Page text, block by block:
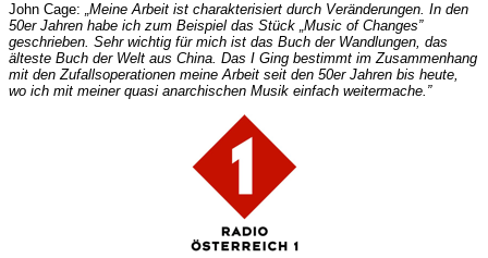
John Cage: „Meine Arbeit ist charakterisiert durch Veränderungen. In den
50er Jahren habe ich zum Beispiel das Stück „Music of Changes”
geschrieben. Sehr wichtig für mich ist das Buch der Wandlungen, das
älteste Buch der Welt aus China. Das I Ging bestimmt im Zusammenhang
mit den Zufallsoperationen meine Arbeit seit den 50er Jahren bis heute,
wo ich mit meiner quasi anarchischen Musik einfach weitermache.”